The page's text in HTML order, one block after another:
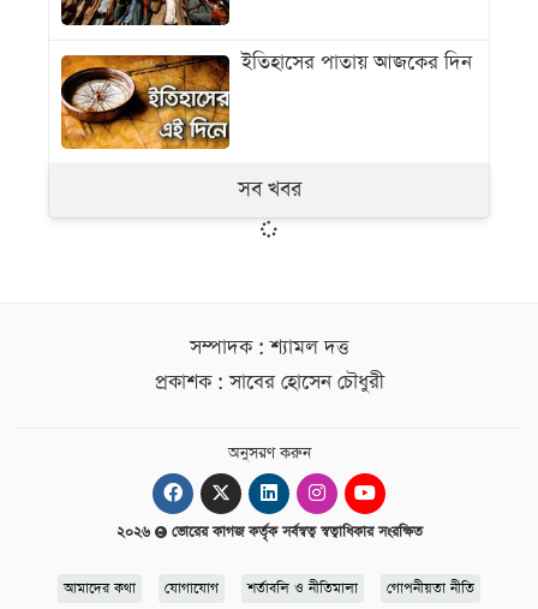
ইতিহাসের পাতায় আজকের দিন
সব খবর
সম্পাদক : শ্যামল দত্ত
প্রকাশক : সাবের হোসেন চৌধুরী
অনুসরণ করুন
২০২৬ ভোরের কাগজ কর্তৃক সর্বস্বত্ব স্বত্বাধিকার সংরক্ষিত
আমাদের কথা যোগাযোগ শর্তাবলি ও নীতিমালা গোপনীয়তা নীতি